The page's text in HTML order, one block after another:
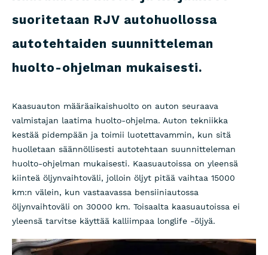
suoritetaan RJV autohuollossa
autotehtaiden suunnitteleman
huolto-ohjelman mukaisesti.
Kaasuauton määräaikaishuolto on auton seuraava
valmistajan laatima huolto-ohjelma. Auton tekniikka
kestää pidempään ja toimii luotettavammin, kun sitä
huolletaan säännöllisesti autotehtaan suunnitteleman
huolto-ohjelman mukaisesti. Kaasuautoissa on yleensä
kiinteä öljynvaihtoväli, jolloin öljyt pitää vaihtaa 15000
km:n välein, kun vastaavassa bensiiniautossa
öljynvaihtoväli on 30000 km. Toisaalta kaasuautoissa ei
yleensä tarvitse käyttää kalliimpaa longlife -öljyä.